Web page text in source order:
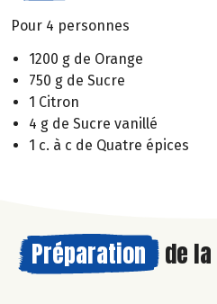
Pour 4 personnes
1200 g de Orange
750 g de Sucre
1 Citron
4 g de Sucre vanillé
1 c. à c de Quatre épices
Préparation de la